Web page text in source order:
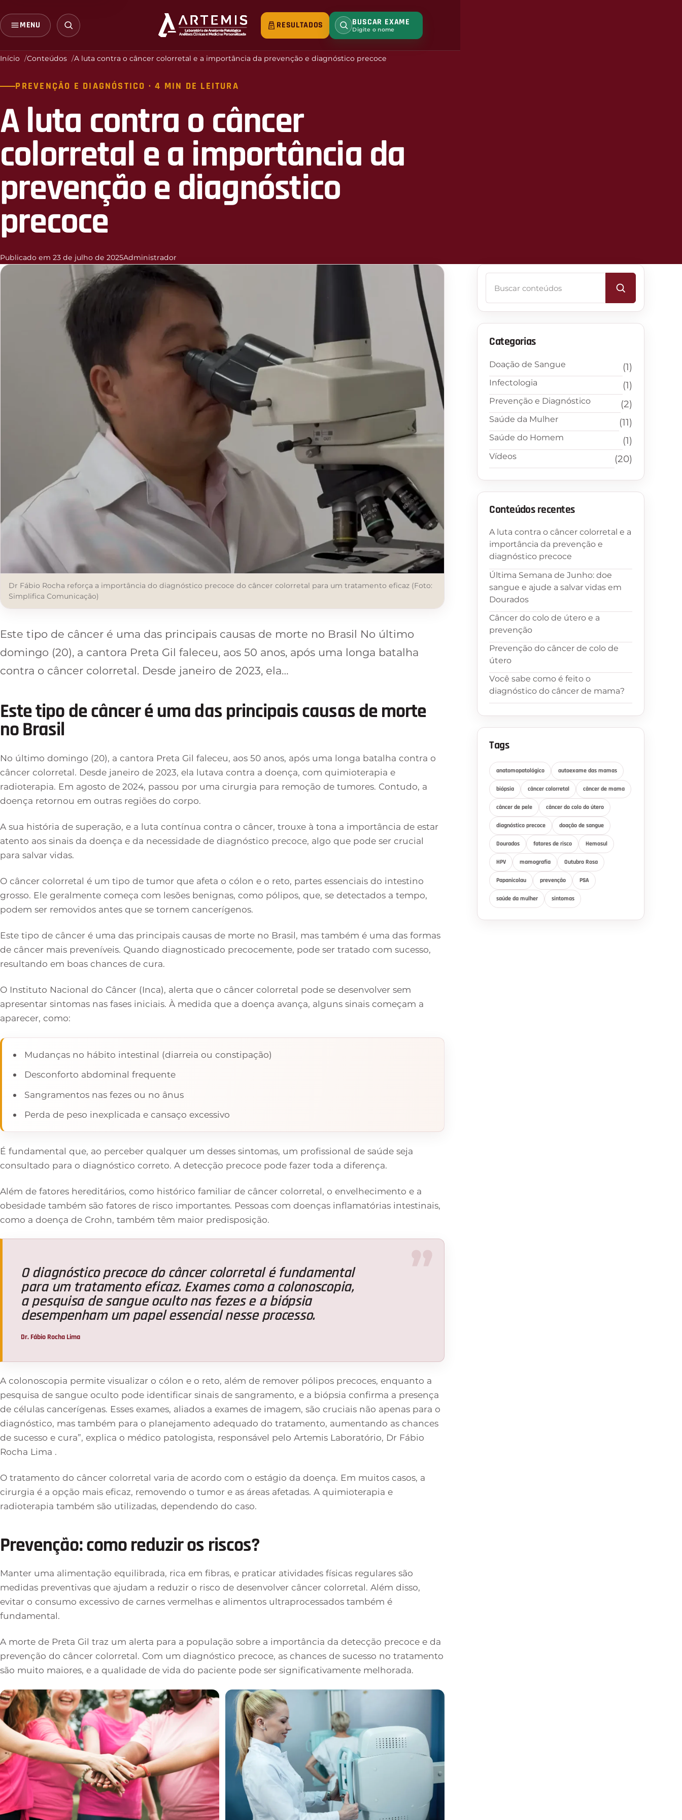
MENU RESULTADOS BUSCAR EXAME
Digite o nome
Início Conteúdos A luta contra o câncer colorretal e a importância da prevenção e diagnóstico precoce
PREVENÇÃO E DIAGNÓSTICO · 4 MIN DE LEITURA
A luta contra o câncer
colorretal e a importância da
prevenção e diagnóstico
precoce
Publicado em 23 de julho de 2025Administrador
Dr Fábio Rocha reforça a importância do diagnóstico precoce do câncer colorretal para um tratamento eficaz (Foto:
Simplifica Comunicação)
Este tipo de câncer é uma das principais causas de morte no Brasil No último
domingo (20), a cantora Preta Gil faleceu, aos 50 anos, após uma longa batalha
contra o câncer colorretal. Desde janeiro de 2023, ela…
Este tipo de câncer é uma das principais causas de morte
no Brasil
No último domingo (20), a cantora Preta Gil faleceu, aos 50 anos, após uma longa batalha contra o
câncer colorretal. Desde janeiro de 2023, ela lutava contra a doença, com quimioterapia e
radioterapia. Em agosto de 2024, passou por uma cirurgia para remoção de tumores. Contudo, a
doença retornou em outras regiões do corpo.
A sua história de superação, e a luta contínua contra o câncer, trouxe à tona a importância de estar
atento aos sinais da doença e da necessidade de diagnóstico precoce, algo que pode ser crucial
para salvar vidas.
O câncer colorretal é um tipo de tumor que afeta o cólon e o reto, partes essenciais do intestino
grosso. Ele geralmente começa com lesões benignas, como pólipos, que, se detectados a tempo,
podem ser removidos antes que se tornem cancerígenos.
Este tipo de câncer é uma das principais causas de morte no Brasil, mas também é uma das formas
de câncer mais preveníveis. Quando diagnosticado precocemente, pode ser tratado com sucesso,
resultando em boas chances de cura.
O Instituto Nacional do Câncer (Inca), alerta que o câncer colorretal pode se desenvolver sem
apresentar sintomas nas fases iniciais. À medida que a doença avança, alguns sinais começam a
aparecer, como:
Mudanças no hábito intestinal (diarreia ou constipação)
Desconforto abdominal frequente
Sangramentos nas fezes ou no ânus
Perda de peso inexplicada e cansaço excessivo
É fundamental que, ao perceber qualquer um desses sintomas, um profissional de saúde seja
consultado para o diagnóstico correto. A detecção precoce pode fazer toda a diferença.
Além de fatores hereditários, como histórico familiar de câncer colorretal, o envelhecimento e a
obesidade também são fatores de risco importantes. Pessoas com doenças inflamatórias intestinais,
como a doença de Crohn, também têm maior predisposição.
O diagnóstico precoce do câncer colorretal é fundamental
para um tratamento eficaz. Exames como a colonoscopia,
a pesquisa de sangue oculto nas fezes e a biópsia
desempenham um papel essencial nesse processo.
Dr. Fábio Rocha Lima
A colonoscopia permite visualizar o cólon e o reto, além de remover pólipos precoces, enquanto a
pesquisa de sangue oculto pode identificar sinais de sangramento, e a biópsia confirma a presença
de células cancerígenas. Esses exames, aliados a exames de imagem, são cruciais não apenas para o
diagnóstico, mas também para o planejamento adequado do tratamento, aumentando as chances
de sucesso e cura”, explica o médico patologista, responsável pelo Artemis Laboratório, Dr Fábio
Rocha Lima .
O tratamento do câncer colorretal varia de acordo com o estágio da doença. Em muitos casos, a
cirurgia é a opção mais eficaz, removendo o tumor e as áreas afetadas. A quimioterapia e
radioterapia também são utilizadas, dependendo do caso.
Prevenção: como reduzir os riscos?
Manter uma alimentação equilibrada, rica em fibras, e praticar atividades físicas regulares são
medidas preventivas que ajudam a reduzir o risco de desenvolver câncer colorretal. Além disso,
evitar o consumo excessivo de carnes vermelhas e alimentos ultraprocessados também é
fundamental.
A morte de Preta Gil traz um alerta para a população sobre a importância da detecção precoce e da
prevenção do câncer colorretal. Com um diagnóstico precoce, as chances de sucesso no tratamento
são muito maiores, e a qualidade de vida do paciente pode ser significativamente melhorada.
Buscar
Categorias
Doação de Sangue (1)
Infectologia (1)
Prevenção e Diagnóstico (2)
Saúde da Mulher (11)
Saúde do Homem (1)
Vídeos (20)
Conteúdos recentes
A luta contra o câncer colorretal e a
importância da prevenção e
diagnóstico precoce
Última Semana de Junho: doe
sangue e ajude a salvar vidas em
Dourados
Câncer do colo de útero e a
prevenção
Prevenção do câncer de colo de
útero
Você sabe como é feito o
diagnóstico do câncer de mama?
Tags
anatomopatológico autoexame das mamas
biópsia câncer colorretal câncer de mama
câncer de pele câncer do colo do útero
diagnóstico precoce doação de sangue
Dourados fatores de risco Hemosul
HPV mamografia Outubro Rosa
Papanicolau prevenção PSA
saúde da mulher sintomas